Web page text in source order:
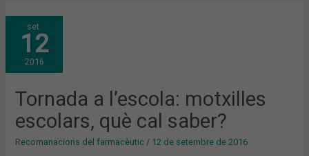
set.
12
2016
Tornada a l’escola: motxilles
escolars, què cal saber?
Recomanacions del farmacèutic / 12 de setembre de 2016
TORNADA
A
L’ESCOLA:
MOTXILLES
ESCOLARS,
QUÈ
CAL